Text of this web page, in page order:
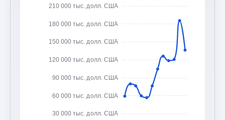
30 000 тыс. долл. США
60 000 тыс. долл. США
90 000 тыс. долл. США
120 000 тыс. долл. США
150 000 тыс. долл. США
180 000 тыс. долл. США
210 000 тыс. долл. США